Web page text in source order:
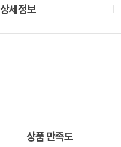
상세정보
상품 만족도